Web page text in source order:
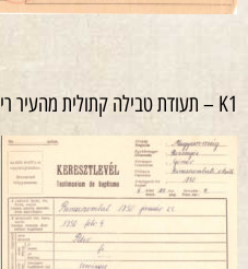
K1 – תעודת טבילה קתולית מהעיר רימאסומבט Rimaszombat